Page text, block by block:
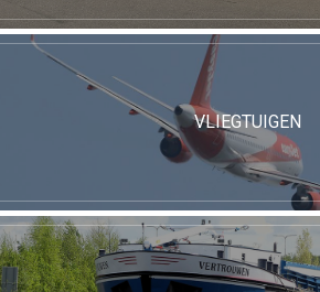
VLIEGTUIGEN